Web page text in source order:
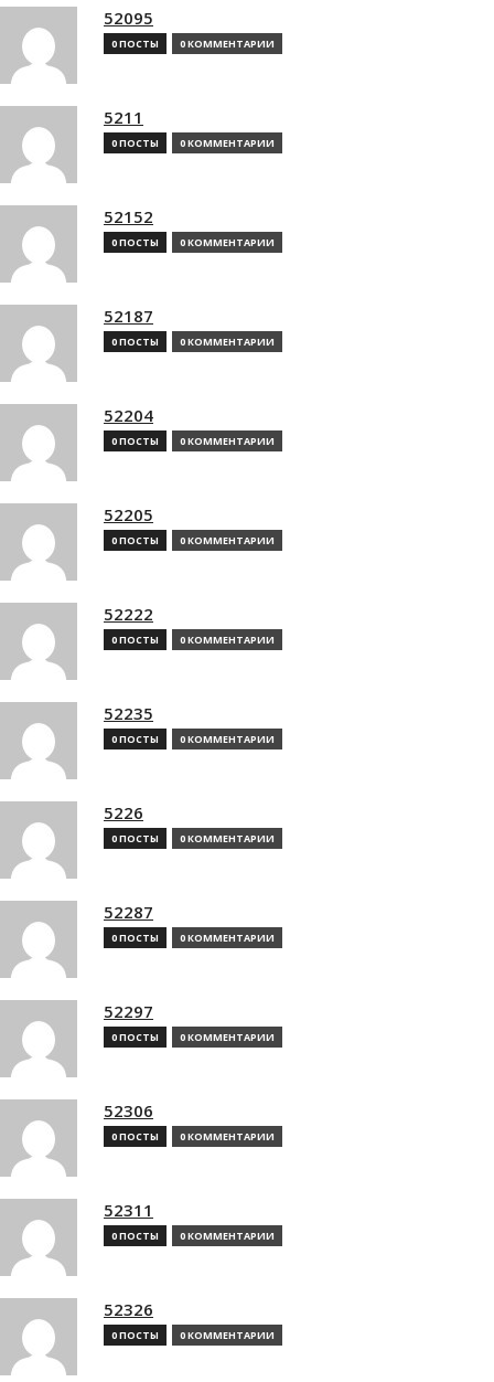
52095
0 ПОСТЫ 0 КОММЕНТАРИИ
5211
0 ПОСТЫ 0 КОММЕНТАРИИ
52152
0 ПОСТЫ 0 КОММЕНТАРИИ
52187
0 ПОСТЫ 0 КОММЕНТАРИИ
52204
0 ПОСТЫ 0 КОММЕНТАРИИ
52205
0 ПОСТЫ 0 КОММЕНТАРИИ
52222
0 ПОСТЫ 0 КОММЕНТАРИИ
52235
0 ПОСТЫ 0 КОММЕНТАРИИ
5226
0 ПОСТЫ 0 КОММЕНТАРИИ
52287
0 ПОСТЫ 0 КОММЕНТАРИИ
52297
0 ПОСТЫ 0 КОММЕНТАРИИ
52306
0 ПОСТЫ 0 КОММЕНТАРИИ
52311
0 ПОСТЫ 0 КОММЕНТАРИИ
52326
0 ПОСТЫ 0 КОММЕНТАРИИ